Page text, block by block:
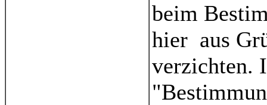
beim
hier aus
verzichten.